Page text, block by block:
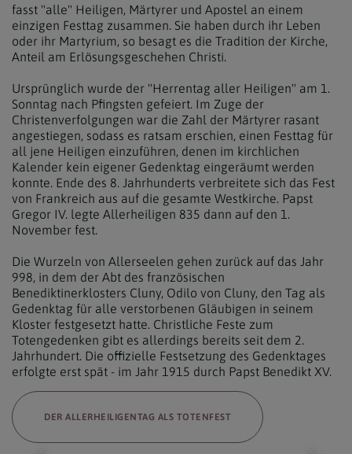
fasst "alle" Heiligen, Märtyrer und Apostel an einem
einzigen Festtag zusammen. Sie haben durch ihr Leben
oder ihr Martyrium, so besagt es die Tradition der Kirche,
Anteil am Erlösungsgeschehen Christi.
Ursprünglich wurde der "Herrentag aller Heiligen" am 1.
Sonntag nach Pfingsten gefeiert. Im Zuge der
Christenverfolgungen war die Zahl der Märtyrer rasant
angestiegen, sodass es ratsam erschien, einen Festtag für
all jene Heiligen einzuführen, denen im kirchlichen
Kalender kein eigener Gedenktag eingeräumt werden
konnte. Ende des 8. Jahrhunderts verbreitete sich das Fest
von Frankreich aus auf die gesamte Westkirche. Papst
Gregor IV. legte Allerheiligen 835 dann auf den 1.
November fest.
Die Wurzeln von Allerseelen gehen zurück auf das Jahr
998, in dem der Abt des französischen
Benediktinerklosters Cluny, Odilo von Cluny, den Tag als
Gedenktag für alle verstorbenen Gläubigen in seinem
Kloster festgesetzt hatte. Christliche Feste zum
Totengedenken gibt es allerdings bereits seit dem 2.
Jahrhundert. Die offizielle Festsetzung des Gedenktages
erfolgte erst spät - im Jahr 1915 durch Papst Benedikt XV.
DER ALLERHEILIGENTAG ALS TOTENFEST